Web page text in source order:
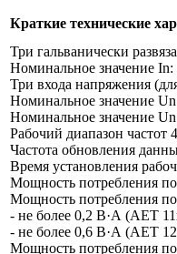
Краткие технические
Три гальванически
Номинальное значение
Три входа напряжения
Номинальное значение
Номинальное значение
Рабочий диапазон
Частота обновления
Время установления
Мощность потребления
Мощность потребления
- не более 0,2 В·А (АЕТ
- не более 0,6 В·А (АЕТ
Мощность потребления